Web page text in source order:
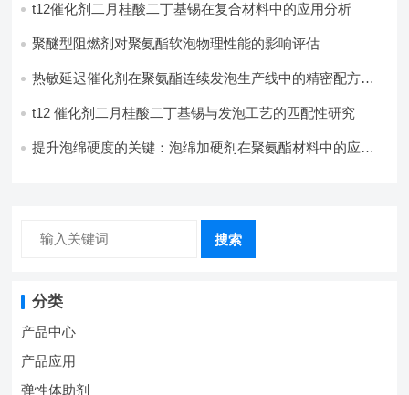
t12催化剂二月桂酸二丁基锡在复合材料中的应用分析
聚醚型阻燃剂对聚氨酯软泡物理性能的影响评估​
热敏延迟催化剂在聚氨酯连续发泡生产线中的精密配方设
t12 催化剂二月桂酸二丁基锡与发泡工艺的匹配性研究
提升泡绵硬度的关键：泡绵加硬剂在聚氨酯材料中的应用
搜索
分类
产品中心
产品应用
弹性体助剂